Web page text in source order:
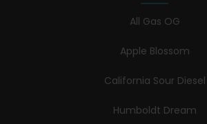
All Gas OG
Apple Blossom
California Sour Diesel
Humboldt Dream